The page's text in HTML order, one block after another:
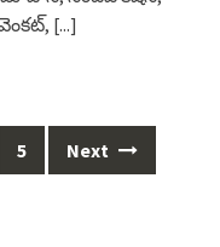
[...]
5 Next